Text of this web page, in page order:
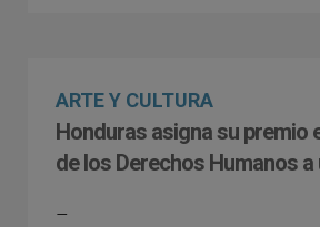
ARTE Y CULTURA
Honduras asigna su premio
de los Derechos Humanos
–